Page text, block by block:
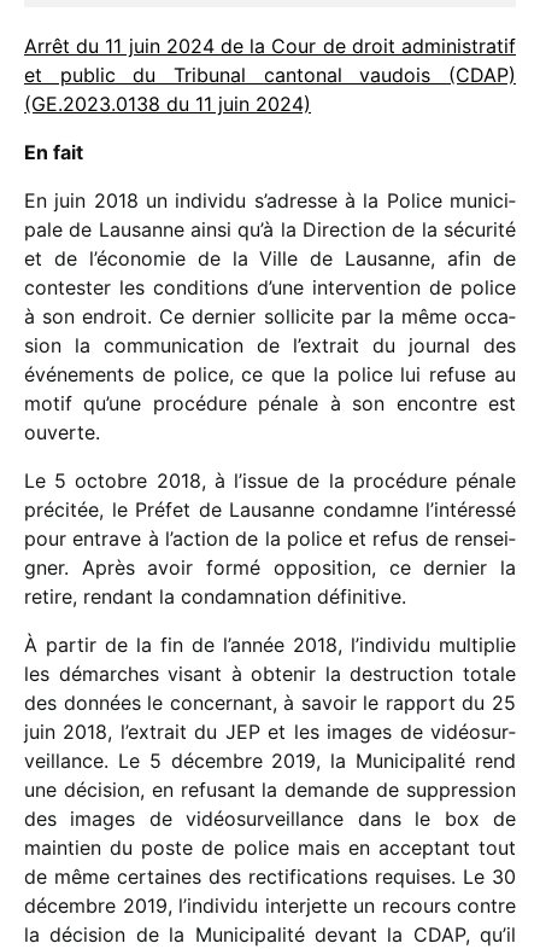
Arrêt du 11 juin 2024 de la Cour de droit admi­nis­tra­tif
et public du Tribunal canto­nal vaudois (CDAP)
(GE.2023.0138 du 11 juin 2024)
En fait
En juin 2018 un indi­vidu s’adresse à la Police muni­ci­
pale de Lausanne ainsi qu’à la Direction de la sécu­rité
et de l’éco­no­mie de la Ville de Lausanne, afin de
contes­ter les condi­tions d’une inter­ven­tion de police
à son endroit. Ce dernier solli­cite par la même occa­
sion la commu­ni­ca­tion de l’extrait du jour­nal des
événe­ments de police, ce que la police lui refuse au
motif qu’une procé­dure pénale à son encontre est
ouverte.
Le 5 octobre 2018, à l’issue de la procé­dure pénale
préci­tée, le Préfet de Lausanne condamne l’intéressé
pour entrave à l’action de la police et refus de rensei­
gner. Après avoir formé oppo­si­tion, ce dernier la
retire, rendant la condam­na­tion définitive.
À partir de la fin de l’année 2018, l’individu multi­plie
les démarches visant à obte­nir la destruc­tion totale
des données le concer­nant, à savoir le rapport du 25
juin 2018, l’extrait du JEP et les images de vidéo­sur­
veillance. Le 5 décembre 2019, la Municipalité rend
une déci­sion, en refu­sant la demande de suppres­sion
des images de vidéo­sur­veillance dans le box de
main­tien du poste de police mais en accep­tant tout
de même certaines des recti­fi­ca­tions requises. Le 30
décembre 2019, l’individu inter­jette un recours contre
la déci­sion de la Municipalité devant la CDAP, qu’il